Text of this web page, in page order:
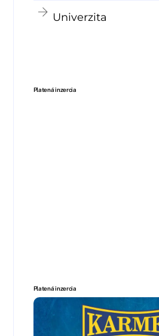
Univerzita
Platená inzercia
Platená inzercia